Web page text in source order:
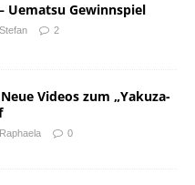
Uematsu Gewinnspiel
Stefan 2
Videos zum „Yakuza-
Raphaela 0